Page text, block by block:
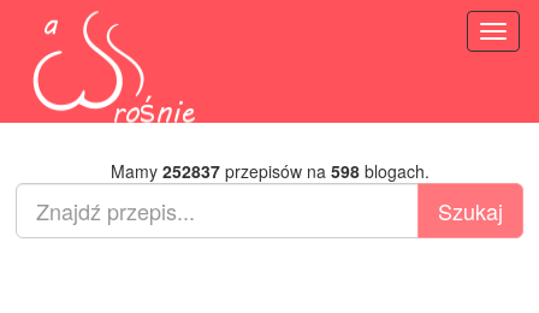
Mamy 252837przepisów na 598blogach.